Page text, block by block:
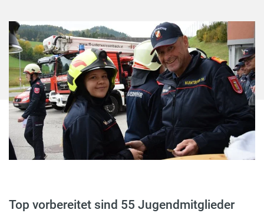
Top vorbereitet sind 55 Jugendmitglieder